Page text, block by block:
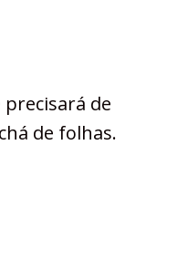
de
de folhas.